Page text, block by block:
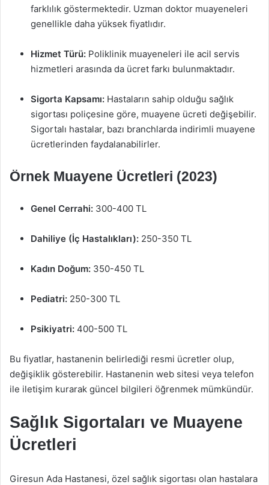
farklılık göstermektedir. Uzman doktor muayeneleri
genellikle daha yüksek fiyatlıdır.
Hizmet Türü: Poliklinik muayeneleri ile acil servis
hizmetleri arasında da ücret farkı bulunmaktadır.
Sigorta Kapsamı: Hastaların sahip olduğu sağlık
sigortası poliçesine göre, muayene ücreti değişebilir.
Sigortalı hastalar, bazı branchlarda indirimli muayene
ücretlerinden faydalanabilirler.
Örnek Muayene Ücretleri (2023)
Genel Cerrahi: 300-400 TL
Dahiliye (İç Hastalıkları): 250-350 TL
Kadın Doğum: 350-450 TL
Pediatri: 250-300 TL
Psikiyatri: 400-500 TL
Bu fiyatlar, hastanenin belirlediği resmi ücretler olup,
değişiklik gösterebilir. Hastanenin web sitesi veya telefon
ile iletişim kurarak güncel bilgileri öğrenmek mümkündür.
Sağlık Sigortaları ve Muayene
Ücretleri
Giresun Ada Hastanesi, özel sağlık sigortası olan hastalara